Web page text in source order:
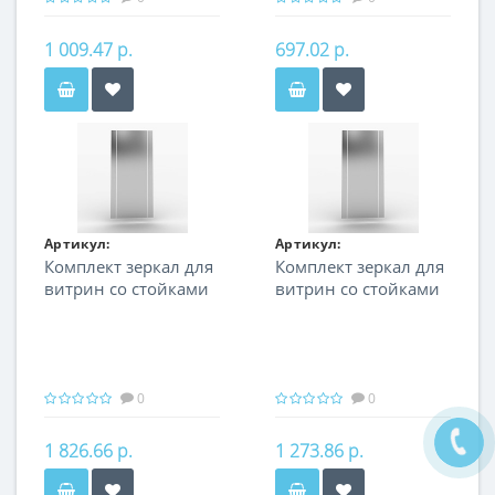
1 009.47 р. 697.02 р.
Артикул:
FIN.MIR.100.H.NF.00
Комплект зеркал для
витрин со стойками
0
1 826.66 р.
Артикул:
FIN.MIR.100S.NF.00
Комплект зеркал для
витрин со стойками
0
1 273.86 р.